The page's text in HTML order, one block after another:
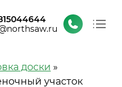
доски
участок